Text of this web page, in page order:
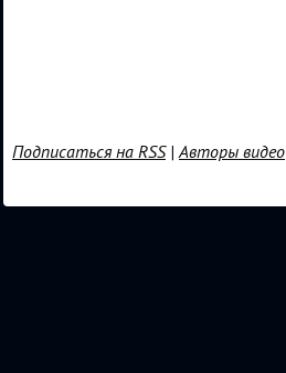
Подписаться на RSS|Авторы видео